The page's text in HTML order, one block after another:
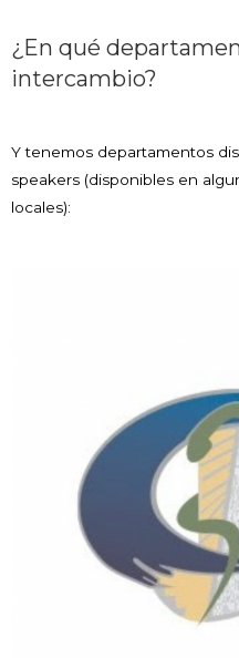
¿En qué
intercambio?
Y tenemos departamentos
speakers (disponibles en
locales):